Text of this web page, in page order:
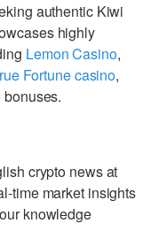
authentic Kiwi
highly
Lemon Casino,
Fortune casino,
crypto news at
time market insights
knowledge